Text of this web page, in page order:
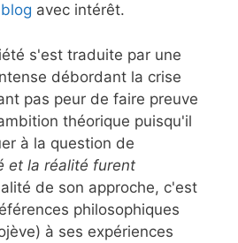
blog avec intérêt.
s'est traduite par une
débordant la crise
pas peur de faire preuve
théorique puisqu'il
à la question de
et la réalité furent
de son approche, c'est
philosophiques
à ses expériences